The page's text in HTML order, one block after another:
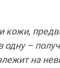
кожи,
–
на